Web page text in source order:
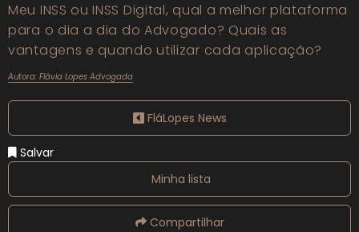
FAQS
Meu INSS ou INSS Digital, qual a melhor plataforma
para o dia a dia do Advogado? Quais as
vantagens e quando utilizar cada aplicação?
Autora: Flávia Lopes Advogada
FláLopes News
Salvar
Minha lista
Compartilhar